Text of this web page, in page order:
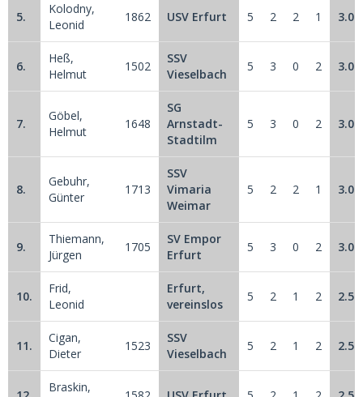
5.
Kolodny,
Leonid
1862 USV Erfurt 5 2 2 1 3.0
6.
Heß,
Helmut
1502
SSV
Vieselbach
5 3 0 2 3.0
7.
Göbel,
Helmut
1648
SG
Arnstadt-
Stadtilm
5 3 0 2 3.0
8.
Gebuhr,
Günter
1713
SSV
Vimaria
Weimar
5 2 2 1 3.0
9.
Thiemann,
Jürgen
1705
SV Empor
Erfurt
5 3 0 2 3.0
10.
Frid,
Leonid
Erfurt,
vereinslos
5 2 1 2 2.5
11.
Cigan,
Dieter
1523
SSV
Vieselbach
5 2 1 2 2.5
Braskin,